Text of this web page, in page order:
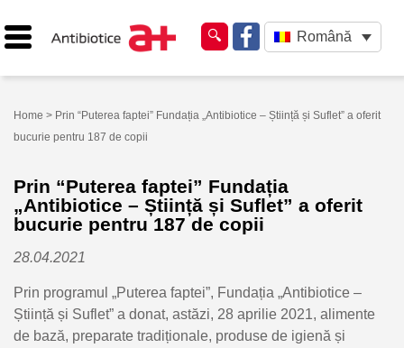
Română
Home > Prin “Puterea faptei” Fundația „Antibiotice – Știință și Suflet” a oferit
bucurie pentru 187 de copii
Prin “Puterea faptei” Fundația
„Antibiotice – Știință și Suflet” a oferit
bucurie pentru 187 de copii
28.04.2021
Prin programul „Puterea faptei”, Fundația „Antibiotice –
Știință și Suflet” a donat, astăzi, 28 aprilie 2021, alimente
de bază, preparate tradiționale, produse de igienă și